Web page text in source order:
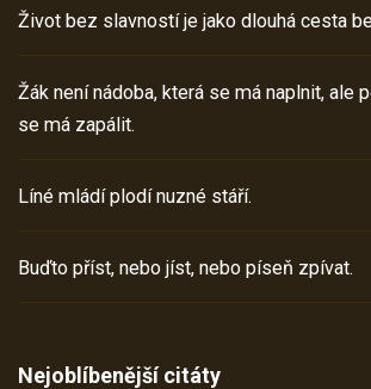
Život bez slavností je jako dlouhá cesta
Žák není nádoba, která se má naplnit, ale
se má zapálit.
Líné mládí plodí nuzné stáří.
Buďto příst, nebo jíst, nebo píseň zpívat.
Nejoblíbenější citáty